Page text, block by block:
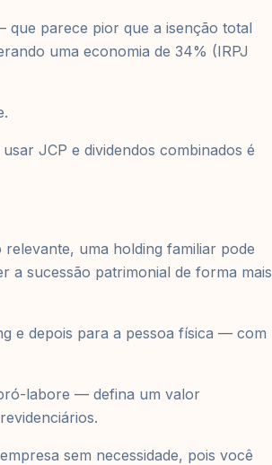
que parece pior que a isenção total
uma economia de 34% (IRPJ
JCP e dividendos combinados é
uma holding familiar pode
a sucessão patrimonial de forma mais
e depois para a pessoa física — com
labore — defina um valor
sem necessidade, pois você